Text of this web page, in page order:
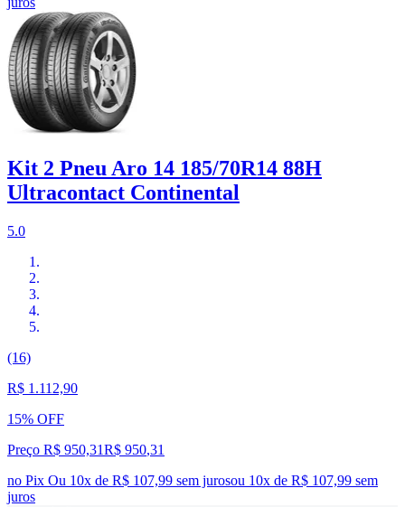
Kit 2 Pneu Aro 14 185/70R14 88H
Ultracontact Continental
5.0
(16)
R$ 1.112,90
15% OFF
Preço R$ 950,31R$ 950,31
no Pix Ou 10x de R$ 107,99 sem jurosou 10x de R$ 107,99 sem
juros